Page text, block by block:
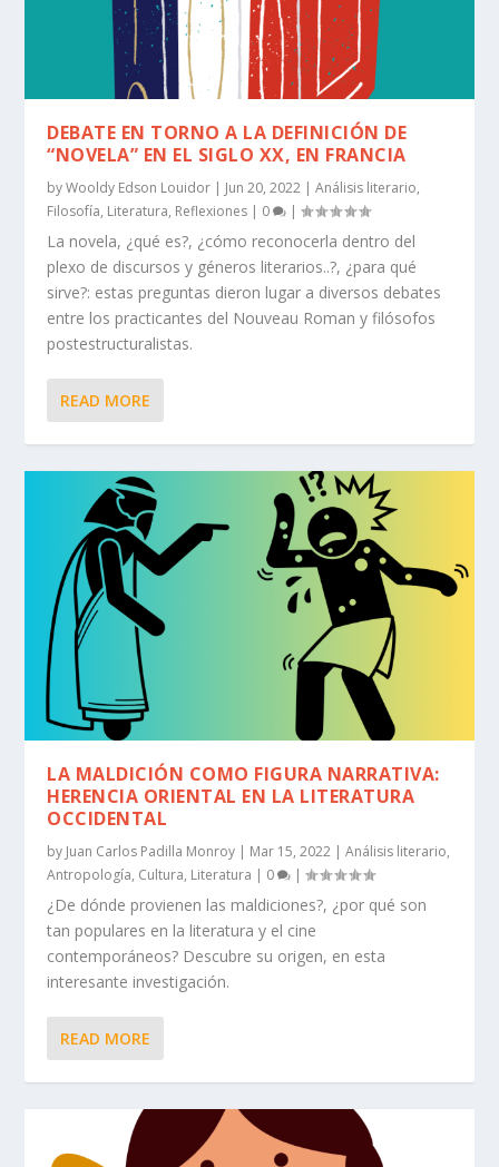
DEBATE EN TORNO A LA DEFINICIÓN DE
“NOVELA” EN EL SIGLO XX, EN FRANCIA
byWooldy Edson Louidor | Jun 20, 2022 |Análisis literario,
Filosofía, Literatura, Reflexiones | 0 |
La novela, ¿qué es?, ¿cómo reconocerla dentro del
plexo de discursos y géneros literarios..?, ¿para qué
sirve?: estas preguntas dieron lugar a diversos debates
entre los practicantes del Nouveau Roman y filósofos
postestructuralistas.
READ MORE
LA MALDICIÓN COMO FIGURA NARRATIVA:
HERENCIA ORIENTAL EN LA LITERATURA
OCCIDENTAL
by Juan Carlos Padilla Monroy | Mar 15, 2022 |Análisis literario,
Antropología, Cultura, Literatura | 0 |
¿De dónde provienen las maldiciones?, ¿por qué son
tan populares en la literatura y el cine
contemporáneos? Descubre su origen, en esta
interesante investigación.
READ MORE